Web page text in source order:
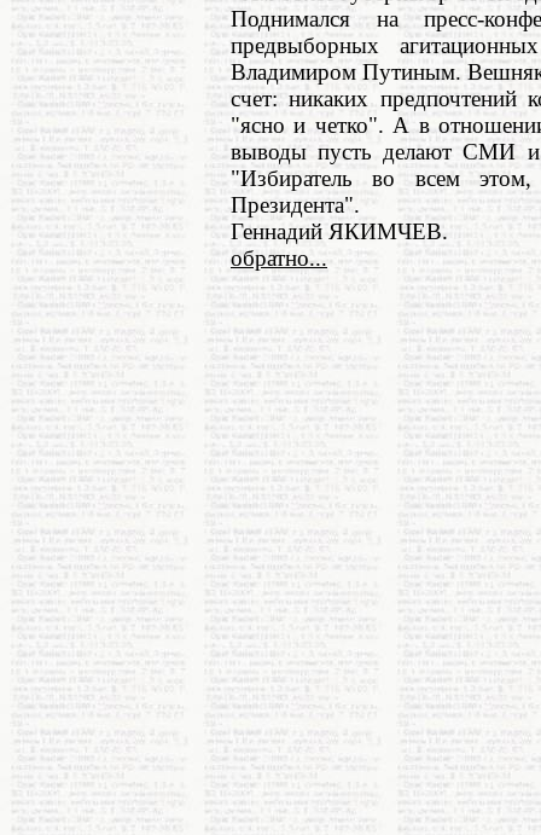
Поднимался на пресс-
предвыборных
Владимиром Путиным.
счет: никаких предпочтений
"ясно и четко". А в
выводы пусть делают СМИ и
"Избиратель во всем
Президента".
Геннадий ЯКИМЧЕВ.
обратно...